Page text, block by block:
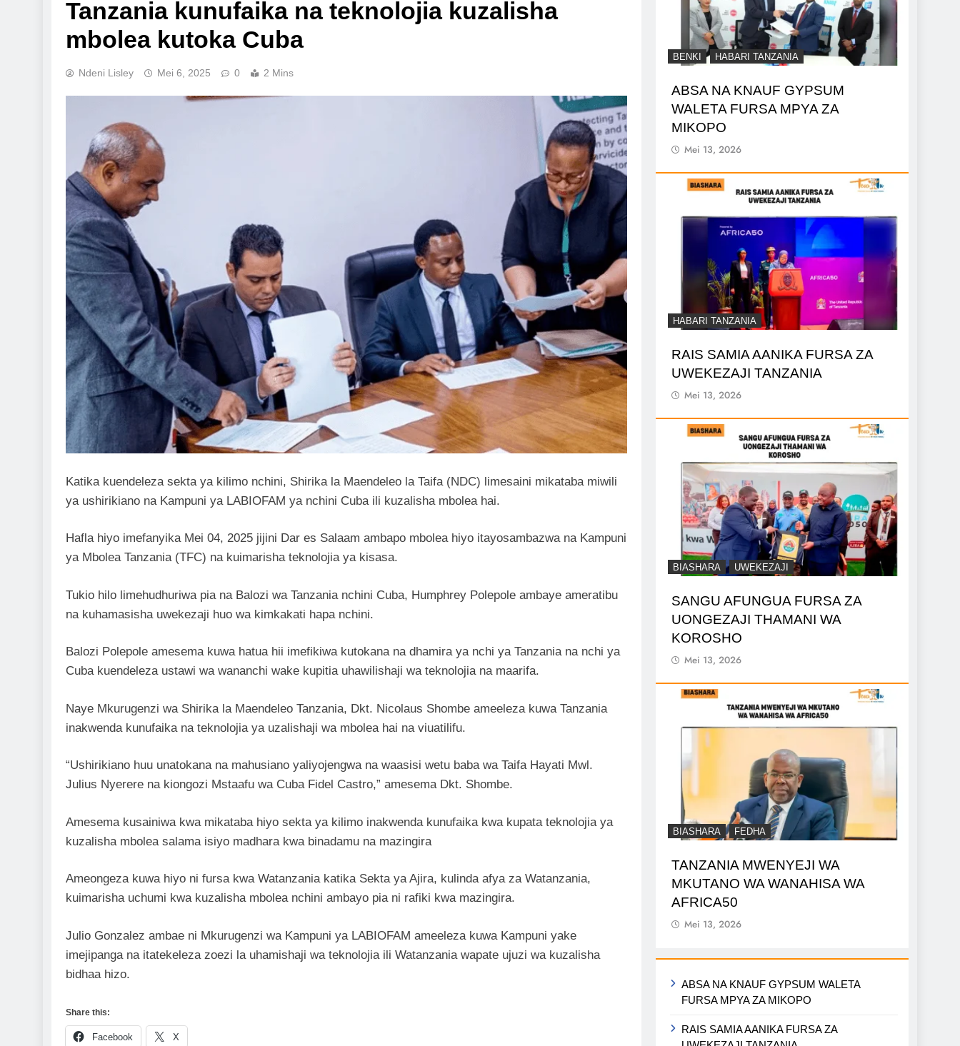
Tanzania kunufaika na teknolojia kuzalisha
mbolea kutoka Cuba
Ndeni Lisley Mei 6, 2025 0 2 Mins
Katika kuendeleza sekta ya kilimo nchini, Shirika la Maendeleo la Taifa (NDC) limesaini mikataba miwili
ya ushirikiano na Kampuni ya LABIOFAM ya nchini Cuba ili kuzalisha mbolea hai.
Hafla hiyo imefanyika Mei 04, 2025 jijini Dar es Salaam ambapo mbolea hiyo itayosambazwa na Kampuni
ya Mbolea Tanzania (TFC) na kuimarisha teknolojia ya kisasa.
Tukio hilo limehudhuriwa pia na Balozi wa Tanzania nchini Cuba, Humphrey Polepole ambaye ameratibu
na kuhamasisha uwekezaji huo wa kimkakati hapa nchini.
Balozi Polepole amesema kuwa hatua hii imefikiwa kutokana na dhamira ya nchi ya Tanzania na nchi ya
Cuba kuendeleza ustawi wa wananchi wake kupitia uhawilishaji wa teknolojia na maarifa.
Naye Mkurugenzi wa Shirika la Maendeleo Tanzania, Dkt. Nicolaus Shombe ameeleza kuwa Tanzania
inakwenda kunufaika na teknolojia ya uzalishaji wa mbolea hai na viuatilifu.
“Ushirikiano huu unatokana na mahusiano yaliyojengwa na waasisi wetu baba wa Taifa Hayati Mwl.
Julius Nyerere na kiongozi Mstaafu wa Cuba Fidel Castro,” amesema Dkt. Shombe.
Amesema kusainiwa kwa mikataba hiyo sekta ya kilimo inakwenda kunufaika kwa kupata teknolojia ya
kuzalisha mbolea salama isiyo madhara kwa binadamu na mazingira
Ameongeza kuwa hiyo ni fursa kwa Watanzania katika Sekta ya Ajira, kulinda afya za Watanzania,
kuimarisha uchumi kwa kuzalisha mbolea nchini ambayo pia ni rafiki kwa mazingira.
Julio Gonzalez ambae ni Mkurugenzi wa Kampuni ya LABIOFAM ameeleza kuwa Kampuni yake
imejipanga na itatekeleza zoezi la uhamishaji wa teknolojia ili Watanzania wapate ujuzi wa kuzalisha
bidhaa hizo.
Share this:
Facebook X
BENKI HABARI TANZANIA
ABSA NA KNAUF GYPSUM
WALETA FURSA MPYA ZA
MIKOPO
Mei 13, 2026
HABARI TANZANIA
RAIS SAMIA AANIKA FURSA ZA
UWEKEZAJI TANZANIA
Mei 13, 2026
BIASHARA UWEKEZAJI
SANGU AFUNGUA FURSA ZA
UONGEZAJI THAMANI WA
KOROSHO
Mei 13, 2026
BIASHARA FEDHA
TANZANIA MWENYEJI WA
MKUTANO WA WANAHISA WA
AFRICA50
Mei 13, 2026
ABSA NA KNAUF GYPSUM WALETA
FURSA MPYA ZA MIKOPO
RAIS SAMIA AANIKA FURSA ZA